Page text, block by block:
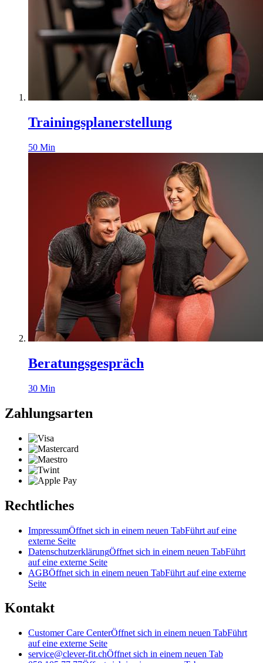
Trainingsplanerstellung
50 Min
Beratungsgespräch
30 Min
Zahlungsarten
Rechtliches
ImpressumÖffnet sich in einem neuen TabFührt auf eine
externe Seite
DatenschutzerklärungÖffnet sich in einem neuen TabFührt
auf eine externe Seite
AGBÖffnet sich in einem neuen TabFührt auf eine externe
Seite
Kontakt
Customer Care CenterÖffnet sich in einem neuen TabFührt
auf eine externe Seite
service@clever-fit.chÖffnet sich in einem neuen Tab